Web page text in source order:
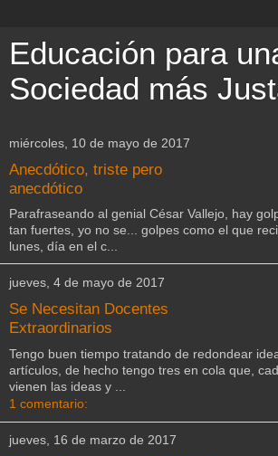
Educación para
Sociedad más
miércoles, 10 de mayo de 2017
Anecdótico, triste pero
anecdótico
Parafraseando al genial César Vallejo, hay
tan fuertes, yo no se... golpes como el que
lunes, día en el c...
jueves, 4 de mayo de 2017
Se Necesitan Docentes
Extraordinarios
Tengo buen tiempo tratando de redondear
artículos, de hecho tengo tres en cola que,
vienen las ideas y ...
1 comentario:
jueves, 16 de marzo de 2017